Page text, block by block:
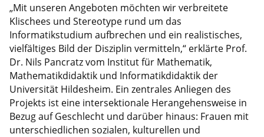
„Mit unseren Angeboten möchten wir verbreitete
Klischees und Stereotype rund um das
Informatikstudium aufbrechen und ein realistisches,
vielfältiges Bild der Disziplin vermitteln,“ erklärte Prof.
Dr. Nils Pancratz vom Institut für Mathematik,
Mathematikdidaktik und Informatikdidaktik der
Universität Hildesheim. Ein zentrales Anliegen des
Projekts ist eine intersektionale Herangehensweise in
Bezug auf Geschlecht und darüber hinaus: Frauen mit
unterschiedlichen sozialen, kulturellen und